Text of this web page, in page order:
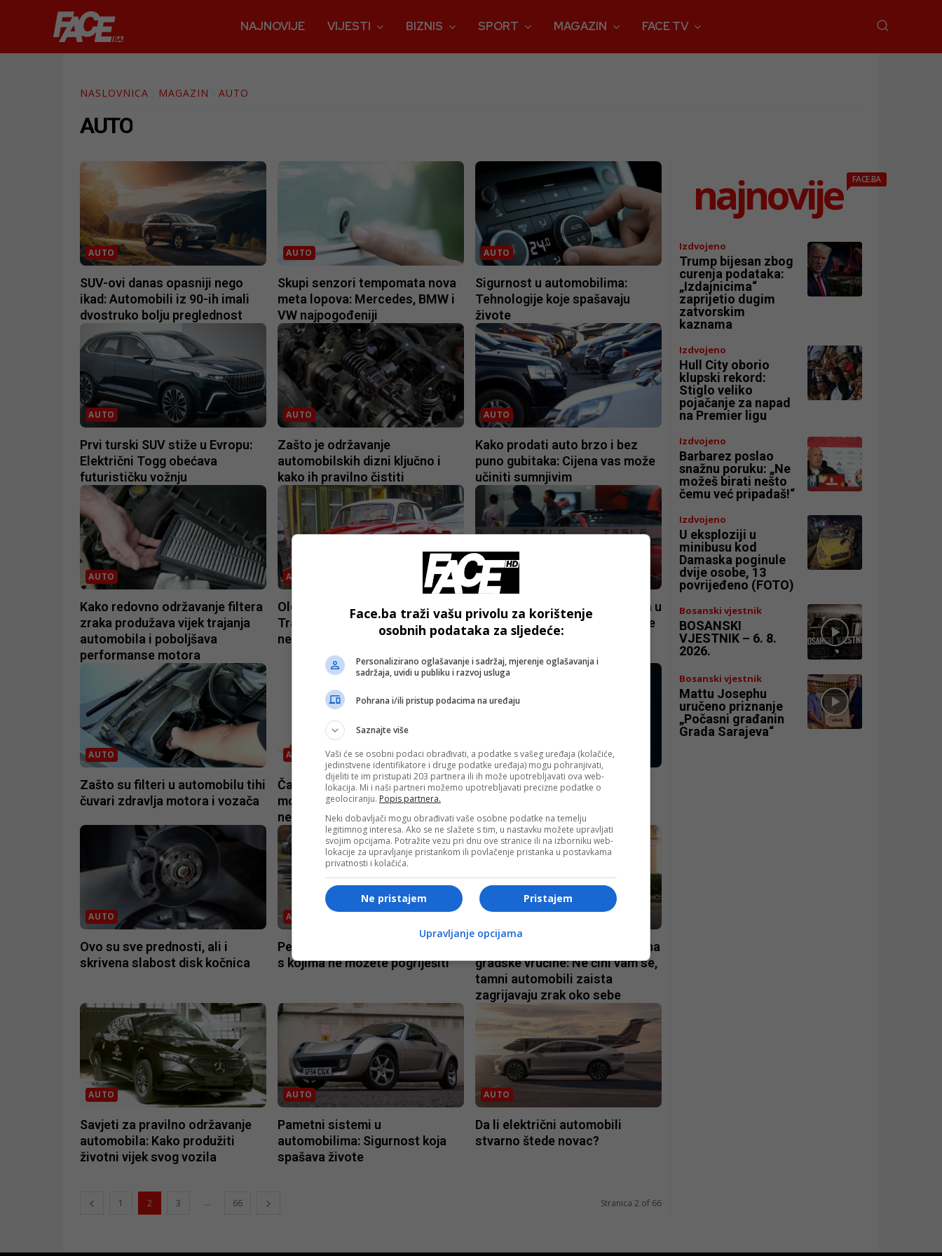
NAJNOVIJE VIJESTI BIZNIS SPORT MAGAZIN FACE TV
NASLOVNICA MAGAZIN AUTO
AUTO
AUTO
SUV-ovi danas opasniji nego
ikad: Automobili iz 90-ih imali
dvostruko bolju preglednost
AUTO
Skupi senzori tempomata nova
meta lopova: Mercedes, BMW i
VW najpogođeniji
AUTO
Sigurnost u automobilima:
Tehnologije koje spašavaju
živote
AUTO
Prvi turski SUV stiže u Evropu:
Električni Togg obećava
futurističku vožnju
AUTO
Zašto je održavanje
automobilskih dizni ključno i
kako ih pravilno čistiti
AUTO
Kako prodati auto brzo i bez
puno gubitaka: Cijena vas može
učiniti sumnjivim
AUTO
Kako redovno održavanje filtera
zraka produžava vijek trajanja
automobila i poboljšava
performanse motora
AUTO
Oldtajmeri ponovo u modi:
Trabant i Vartburg dostižu
nevjerovatne cijene
AUTO
Prodaja električnih automobila u
Evropi raste: Muskova Tesla ne
može parirati kineskom
konkurentu
AUTO
Zašto su filteri u automobilu tihi
čuvari zdravlja motora i vozača
AUTO
Čađav ispuh dizelaša uništava
motor i novčanik: Previše goriva,
nepotpuno izgaranje i rješenja
AUTO
Uticaj savremenih kočionih
putnika
AUTO
Ovo su sve prednosti, ali i
skrivena slabost disk kočnica
AUTO
Pet automobila ispod 5.000 eura
s kojima ne možete pogriješiti
Boja vašeg automobila utječe na
gradske vrućine: Ne čini vam se,
tamni automobili zaista
zagrijavaju zrak oko sebe
AUTO
Savjeti za pravilno održavanje
automobila: Kako produžiti
životni vijek svog vozila
AUTO
Pametni sistemi u
automobilima: Sigurnost koja
spašava živote
AUTO
Da li električni automobili
stvarno štede novac?
1 2 3 ... 66 Stranica 2 of 66
najnovije FACE.BA
Izdvojeno
Trump bijesan zbog
curenja podataka:
„Izdajnicima“
zaprijetio dugim
zatvorskim
kaznama
Izdvojeno
Hull City oborio
klupski rekord:
Stiglo veliko
pojačanje za napad
na Premier ligu
Izdvojeno
Barbarez poslao
snažnu poruku: „Ne
možeš birati nešto
čemu već pripadaš!“
Izdvojeno
U eksploziji u
minibusu kod
Damaska poginule
dvije osobe, 13
povrijeđeno (FOTO)
Bosanski vjestnik
BOSANSKI
VJESTNIK – 6. 8.
2026.
Bosanski vjestnik
Mattu Josephu
uručeno priznanje
„Počasni građanin
Grada Sarajeva“
Face.ba traži vašu privolu za korištenje
osobnih podataka za sljedeće:
Personalizirano oglašavanje i sadržaj, mjerenje oglašavanja i
sadržaja, uvidi u publiku i razvoj usluga
Pohrana i/ili pristup podacima na uređaju
Saznajte više
Vaši će se osobni podaci obrađivati, a podatke s vašeg uređaja (kolačiće,
jedinstvene identifikatore i druge podatke uređaja) mogu pohranjivati,
dijeliti te im pristupati 203 partnera ili ih može upotrebljavati ova web-
lokacija. Mi i naši partneri možemo upotrebljavati precizne podatke o
geolociranju. Popis partnera.
Neki dobavljači mogu obrađivati vaše osobne podatke na temelju
legitimnog interesa. Ako se ne slažete s tim, u nastavku možete upravljati
svojim opcijama. Potražite vezu pri dnu ove stranice ili na izborniku web-
lokacije za upravljanje pristankom ili povlačenje pristanka u postavkama
privatnosti i kolačića.
Pristajem
Ne pristajem
Upravljanje opcijama